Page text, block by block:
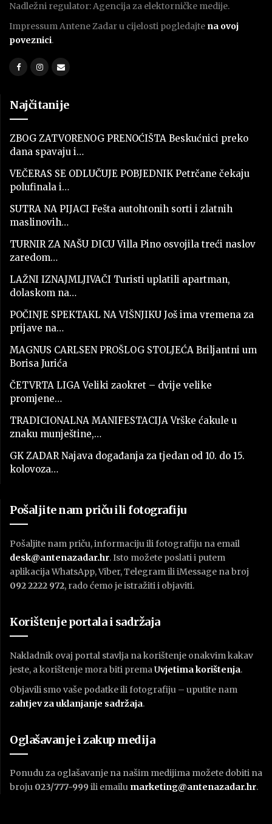
Nadležni regulator: Agencija za elektorničke medije.
Impressum Antene Zadar u cijelosti pogledajte na ovoj
poveznici.
Najčitanije
ZBOG ZATVORENOG PRENOĆIŠTA Beskućnici preko
dana spavaju i…
VEČERAS SE ODLUČUJE POBJEDNIK Petrčane čekaju
polufinala i…
SUTRA NA PIJACI Fešta autohtonih sorti i zlatnih
maslinovih…
TURNIR ZA NAŠU DICU Villa Pino osvojila treći naslov
zaredom…
LAŽNI IZNAJMLJIVAČI Turisti uplatili apartman,
dolaskom na…
POČINJE SPEKTAKL NA VIŠNJIKU Još ima vremena za
prijave na…
MAGNUS CARLSEN PROŠLOG STOLJEĆA Briljantni um
Borisa Jurića
ČETVRTA LIGA Veliki zaokret – dvije velike
promjene…
TRADICIONALNA MANIFESTACIJA Vrške ćakule u
znaku munještine,…
GK ZADAR Najava događanja za tjedan od 10. do 15.
kolovoza…
Pošaljite nam priču ili fotografiju
Pošaljite nam priču, informaciju ili fotografiju na email
desk@antenazadar.hr. Isto možete poslati i putem
aplikacija WhatsApp, Viber, Telegram ili iMessage na broj
092 2222 972, rado ćemo je istražiti i objaviti.
Korištenje portala i sadržaja
Nakladnik ovaj portal stavlja na korištenje onakvim kakav
jeste, a korištenje mora biti prema Uvjetima korištenja.
Objavili smo vaše podatke ili fotografiju – uputite nam
zahtjev za uklanjanje sadržaja.
Oglašavanje i zakup medija
Ponudu za oglašavanje na našim medijima možete dobiti na
broju 023/777-999 ili emailu marketing@antenazadar.hr.